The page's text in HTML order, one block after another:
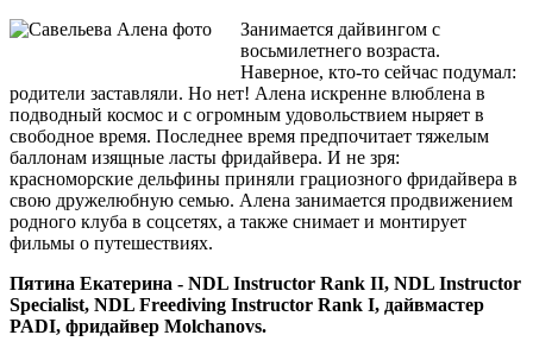
Занимается дайвингом с
восьмилетнего возраста.
Наверное, кто-то сейчас подумал:
родители заставляли. Но нет! Алена искренне влюблена в
подводный космос и с огромным удовольствием ныряет в
свободное время. Последнее время предпочитает тяжелым
баллонам изящные ласты фридайвера. И не зря:
красноморские дельфины приняли грациозного фридайвера в
свою дружелюбную семью. Алена занимается продвижением
родного клуба в соцсетях, а также снимает и монтирует
фильмы о путешествиях.
Пятина Екатерина - NDL Instructor Rank II, NDL Instructor
Specialist, NDL Freediving Instructor Rank I, дайвмастер
PADI, фридайвер Molchanovs.